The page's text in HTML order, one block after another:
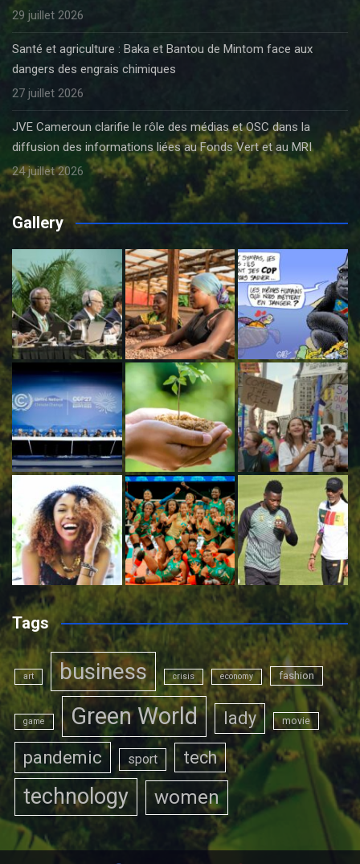
29 juillet 2026
Santé et agriculture : Baka et Bantou de Mintom face aux
dangers des engrais chimiques
27 juillet 2026
JVE Cameroun clarifie le rôle des médias et OSC dans la
diffusion des informations liées au Fonds Vert et au MRI
24 juillet 2026
Gallery
Tags
art business crisis economy fashion
game Green World lady movie
pandemic sport tech
technology women